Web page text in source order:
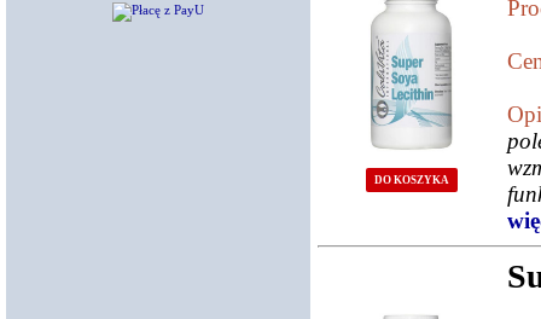
DO KOSZYKA